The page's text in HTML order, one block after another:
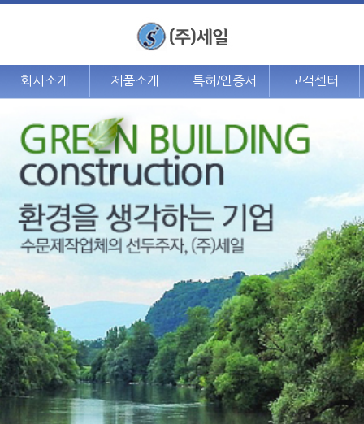
회사소개 제품소개 특허/인증서 고객센터